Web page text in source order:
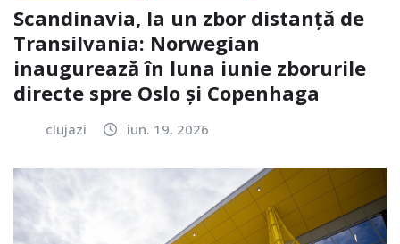
Scandinavia, la un zbor distanță de
Transilvania: Norwegian
inaugurează în luna iunie zborurile
directe spre Oslo și Copenhaga
clujazi iun. 19, 2026